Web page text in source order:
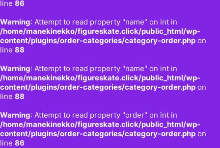
line 86
Warning: Attempt to read property "name" on int in
/home/manekinekko/figureskate.click/public_html/wp-
content/plugins/order-categories/category-order.php on
line 88
Warning: Attempt to read property "name" on int in
/home/manekinekko/figureskate.click/public_html/wp-
content/plugins/order-categories/category-order.php on
line 88
Warning: Attempt to read property "order" on int in
/home/manekinekko/figureskate.click/public_html/wp-
content/plugins/order-categories/category-order.php on
line 86